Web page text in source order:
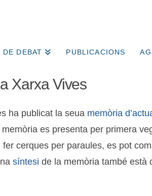
DE DEBAT PUBLICACIONS
Xarxa Vives
ha publicat la seua memòria
es presenta per primera
cerques per paraules, es pot
sínteside la memòria també està